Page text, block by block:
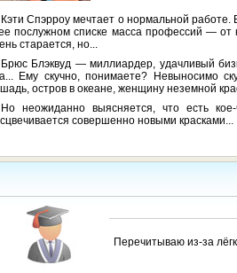
Кэти Спэрроу мечтает о нормальной
послужном списке масса профессий — от
старается, но...
Брюс Блэквуд — миллиардер, удачливый
Ему скучно, понимаете? Невыносимо
остров в океане, женщину неземной
Но неожиданно выясняется, что есть
совершенно новыми красками...
Перечитываю из-за